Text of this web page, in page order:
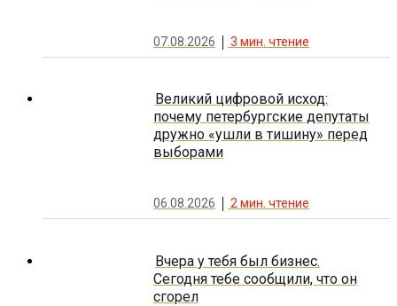
07.08.2026 3 мин. чтение
Великий цифровой исход:
почему петербургские депутаты
дружно «ушли в тишину» перед
выборами
06.08.2026 2мин. чтение
Вчера у тебя был бизнес.
Сегодня тебе сообщили, что он
сгорел